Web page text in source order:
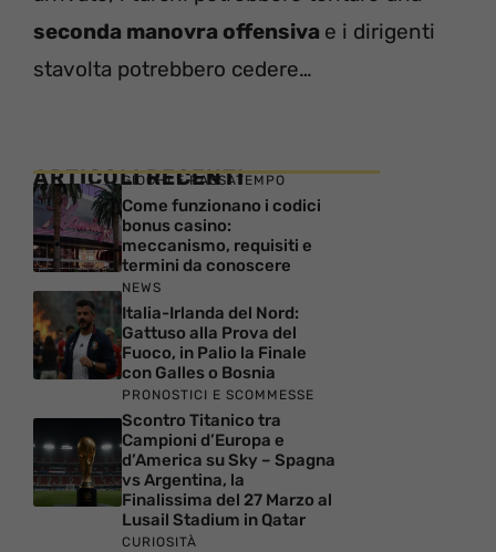
seconda manovra offensiva e i dirigenti
stavolta potrebbero cedere…
ARTICOLI RECENTI
GIOCHI E PASSATEMPO
Come funzionano i codici
bonus casino:
meccanismo, requisiti e
termini da conoscere
NEWS
Italia-Irlanda del Nord:
Gattuso alla Prova del
Fuoco, in Palio la Finale
con Galles o Bosnia
PRONOSTICI E SCOMMESSE
Scontro Titanico tra
Campioni d’Europa e
d’America su Sky – Spagna
vs Argentina, la
Finalissima del 27 Marzo al
Lusail Stadium in Qatar
CURIOSITÀ